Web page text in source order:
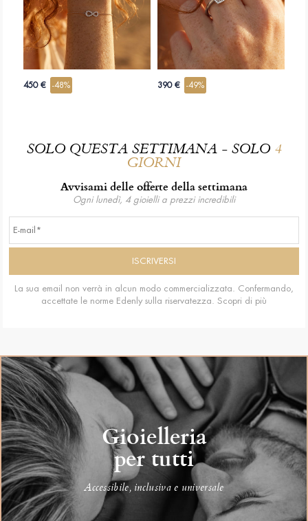
450 € -48% 390 € -49%
SOLO QUESTA SETTIMANA - SOLO4
GIORNI
Avvisami delle offerte della settimana
Ogni lunedì, 4 gioielli a prezzi incredibili
La sua email non verrà in alcun modo commercializzata. Confermando,
accettate le norme Edenly sulla riservatezza. Scopri di più
Gioielleria
per tutti
Accessibile, inclusiva e universale